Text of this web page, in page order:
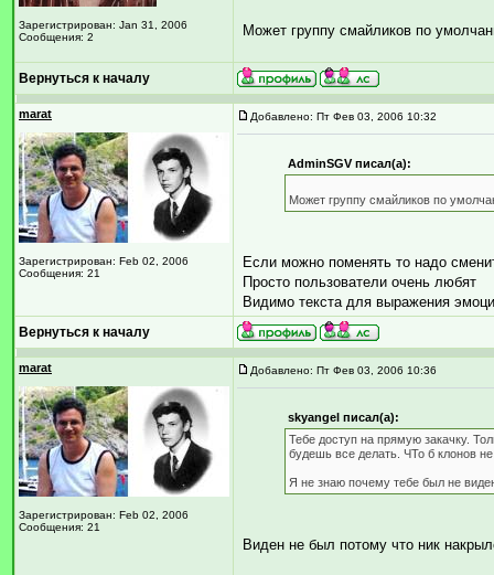
Зарегистрирован: Jan 31, 2006
Сообщения: 2
Может группу смайликов по
Вернуться к началу
marat
Зарегистрирован: Feb 02, 2006
Сообщения: 21
Добавлено: Пт Фев 03, 2006 10:32
AdminSGV писал(а):
Может группу смайликов по
Если можно поменять то надо
Просто пользователи очень любят
Видимо текста для выражения
Вернуться к началу
marat
Зарегистрирован: Feb 02, 2006
Сообщения: 21
Добавлено: Пт Фев 03, 2006 10:36
skyangel писал(а):
Тебе доступ на прямую закачку.
будешь все делать. ЧТо б клонов
Я не знаю почему тебе был не
Виден не был потому что ник